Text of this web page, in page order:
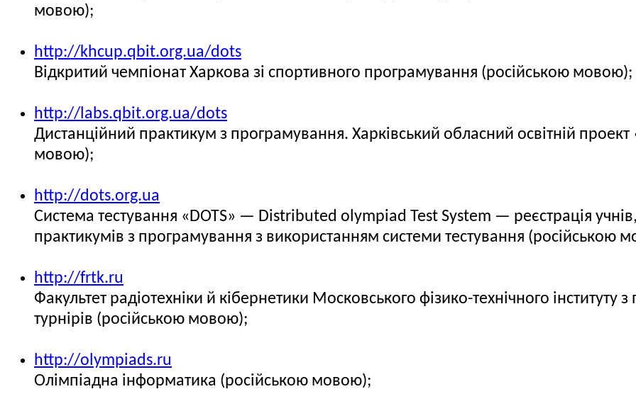
мовою);
http://khcup.qbit.org.ua/dots
Відкритий чемпіонат Харкова зі спортивного програмування (російською мовою);
http://labs.qbit.org.ua/dots
Дистанційний практикум з програмування. Харківський обласний освітній
мовою);
http://dots.org.ua
Система тестування «DOTS» — Distributed olympiad Test System — реєстрація
практикумів з програмування з використанням системи тестування (російською
http://frtk.ru
Факультет радіотехніки й кібернетики Московського фізико-технічного
турнірів (російською мовою);
http://olympiads.ru
Олімпіадна інформатика (російською мовою);